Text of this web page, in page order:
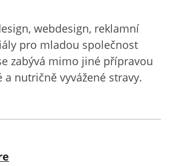
webdesign, reklamní
pro mladou společnost
zabývá mimo jiné přípravou
a nutričně vyvážené stravy.